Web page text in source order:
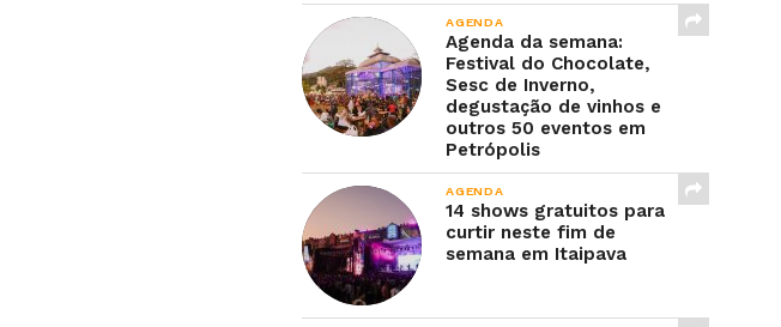
AGENDA
Agenda da semana:
Festival do Chocolate,
Sesc de Inverno,
degustação de vinhos e
outros 50 eventos em
Petrópolis
AGENDA
14 shows gratuitos para
curtir neste fim de
semana em Itaipava